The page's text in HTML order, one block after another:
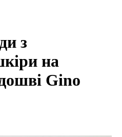
з
на
Gino